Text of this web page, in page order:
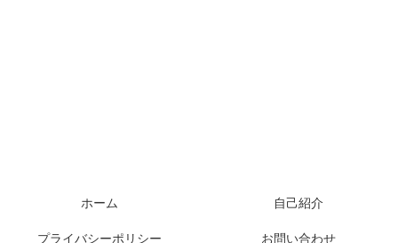
ホーム 自己紹介
プライバシーポリシー お問い合わせ